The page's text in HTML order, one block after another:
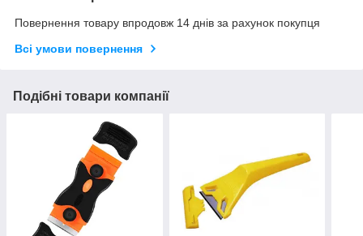
Повернення товару впродовж 14 днів за рахунок покупця
Всі умови повернення
Подібні товари компанії